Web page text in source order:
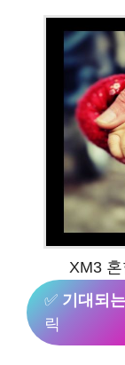
XM3
✅ 기대되
릭